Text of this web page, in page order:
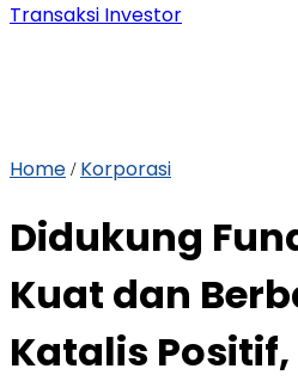
Transaksi Investor
Home / Korporasi
Didukung
Kuat dan
Katalis